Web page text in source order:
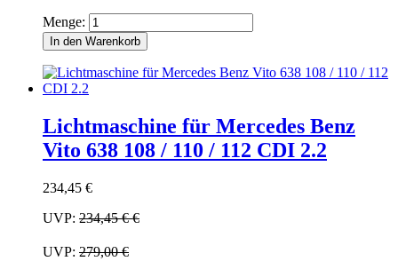
Menge:
In den Warenkorb
Lichtmaschine für Mercedes Benz
Vito 638 108 / 110 / 112 CDI 2.2
234,45 €
UVP: 234,45 €€
UVP: 279,00 €